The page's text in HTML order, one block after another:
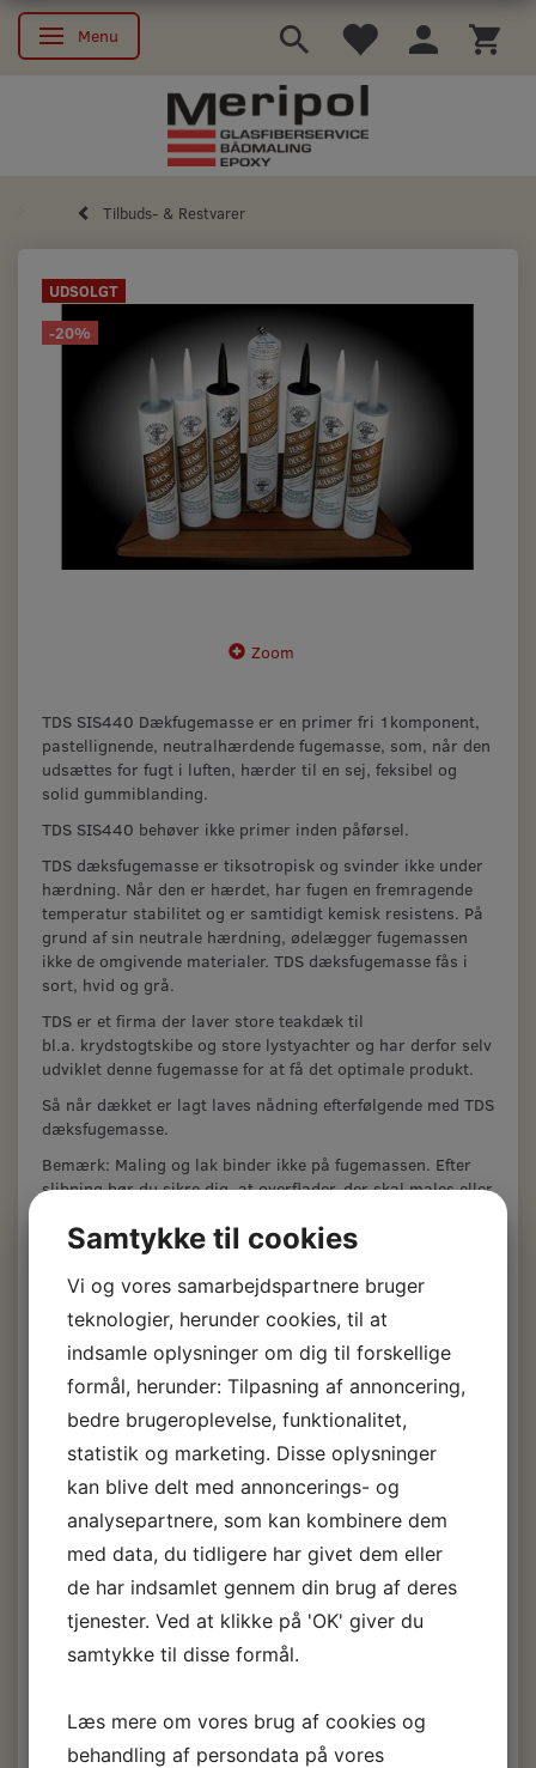
Skifte navigation
Menu
Tilbuds- & Restvarer
UDSOLGT
-20%
Zoom
TDS SIS440 Dækfugemasse er en primer fri 1komponent,
pastellignende, neutralhærdende fugemasse, som, når den
udsættes for fugt i luften, hærder til en sej, feksibel og
solid gummiblanding.
TDS SIS440 behøver ikke primer inden påførsel.
TDS dæksfugemasse er tiksotropisk og svinder ikke under
hærdning. Når den er hærdet, har fugen en fremragende
temperatur stabilitet og er samtidigt kemisk resistens. På
grund af sin neutrale hærdning, ødelægger fugemassen
ikke de omgivende materialer. TDS dæksfugemasse fås i
sort, hvid og grå.
TDS er et firma der laver store teakdæk til
bl.a. krydstogtskibe og store lystyachter og har derfor selv
udviklet denne fugemasse for at få det optimale produkt.
Så når dækket er lagt laves nådning efterfølgende med TDS
dæksfugemasse.
Bemærk: Maling og lak binder ikke på fugemassen. Efter
slibning bør du sikre dig, at overflader, der skal males eller
rester, der ellers kunne resultere i "fiskeøjne". Lav evt. en
prøve inden der males.
OBS - Restsalg. TDS SIS440 udgår fra lager og afløses af
Zeta Dæksfugemasse.
TDS SIS440
Dækfugemasse 310
ml.
190,00 DKKm/Moms
152,00 DKK
237,50 DKKm/Moms
VælgFarver, generelt:
Sort
Samtykke til cookies
Vi og vores samarbejdspartnere bruger
teknologier, herunder cookies, til at
indsamle oplysninger om dig til forskellige
formål, herunder: Tilpasning af annoncering,
bedre brugeroplevelse, funktionalitet,
statistik og marketing. Disse oplysninger
kan blive delt med annoncerings- og
analysepartnere, som kan kombinere dem
med data, du tidligere har givet dem eller
de har indsamlet gennem din brug af deres
tjenester. Ved at klikke på 'OK' giver du
samtykke til disse formål.
Læs mere om vores brug af cookies og
behandling af persondata på vores